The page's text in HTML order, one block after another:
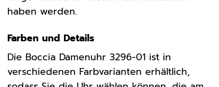
haben werden.
Farben und Details
Die Boccia Damenuhr 3296-01 ist in
verschiedenen Farbvarianten erhältlich,